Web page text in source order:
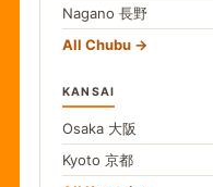
Nagano 長野
All Chubu
KANSAI
Osaka 大阪
Kyoto 京都